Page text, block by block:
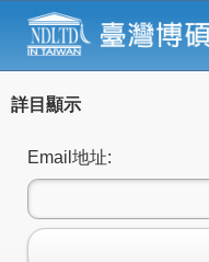
詳目顯示
Email地址: